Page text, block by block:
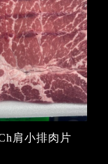
肩小排肉片